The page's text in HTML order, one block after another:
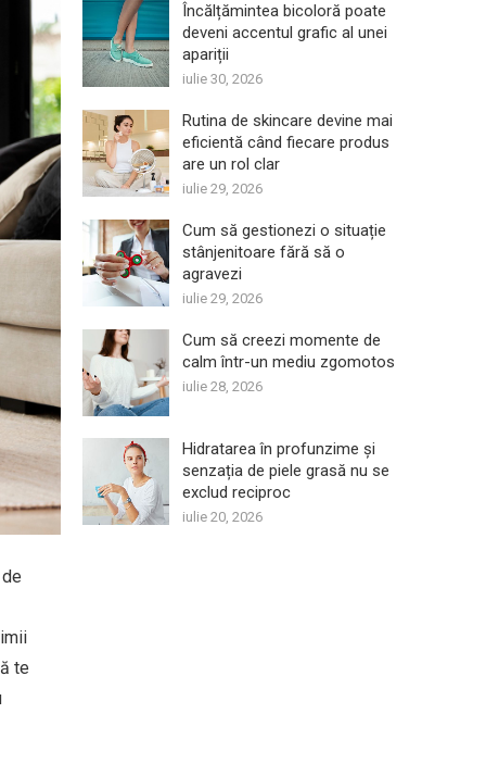
te
Încălțămintea bicoloră poate
deveni accentul grafic al unei
apariții
iulie 30, 2026
Rutina de skincare devine mai
eficientă când fiecare produs
are un rol clar
iulie 29, 2026
Cum să gestionezi o situație
stânjenitoare fără să o
agravezi
iulie 29, 2026
Cum să creezi momente de
calm într-un mediu zgomotos
iulie 28, 2026
Hidratarea în profunzime și
senzația de piele grasă nu se
exclud reciproc
iulie 20, 2026